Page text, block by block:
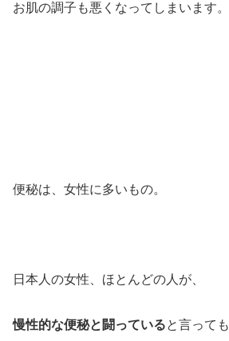
お肌の調子も悪くなってしまいます。
便秘は、女性に多いもの。
日本人の女性、ほとんどの人が、
慢性的な便秘と闘っていると言っても